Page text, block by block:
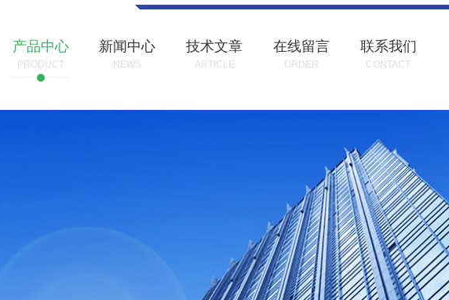
产品中心
PRODUCT
新闻中心
NEWS
技术文章
ARTICLE
在线留言
ORDER
联系我们
CONTACT